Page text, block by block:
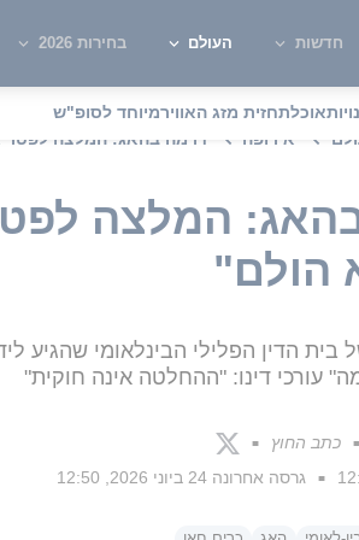
חדשות העולם בחירות 2026
אוכלתחזית מזג האווירמיוחד לסופ"ש
אירופה דרמה בהאג: המלצה לפטר
המלצה
הולם"
בית הדין הפלילי הבינלאומי שהגיע
עורכי דינו: "ההחלטה אינה חוקית"
כתב החוץ ■
■ גרסה אחרונה 24 ביוני 2026, 12:50